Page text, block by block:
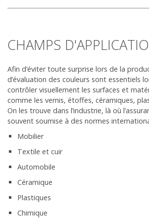
CHAMPS
Afin d’éviter toute surprise lors de la
d’évaluation des couleurs sont essentiels
contrôler visuellement les surfaces et
comme les vernis, étoffes, céramiques,
On les trouve dans l’industrie, là où
souvent soumise à des normes
Mobilier
Textile et cuir
Automobile
Céramique
Plastiques
Chimique